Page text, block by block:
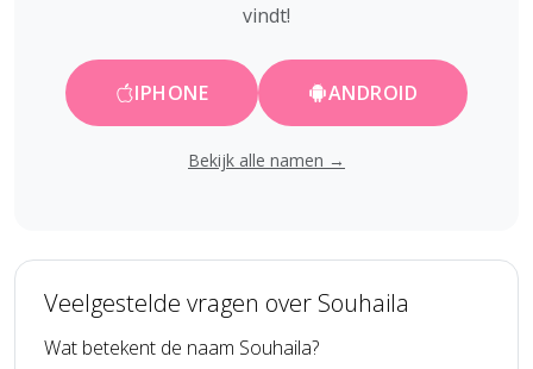
vindt!
IPHONE ANDROID
Bekijk alle namen →
Veelgestelde vragen over Souhaila
Wat betekent de naam Souhaila?